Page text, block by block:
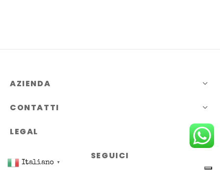
AZIENDA
CONTATTI
LEGAL
SEGUICI
Italiano ▼